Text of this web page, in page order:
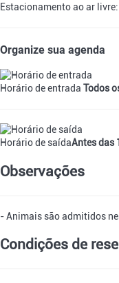
Estacionamento ao ar
Organize sua agenda
Horário de entrada Todos
Horário de saídaAntes das
Observações
- Animais são admitidos
Condições de